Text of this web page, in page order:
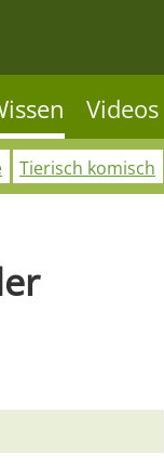
Videos
Tierisch komisch